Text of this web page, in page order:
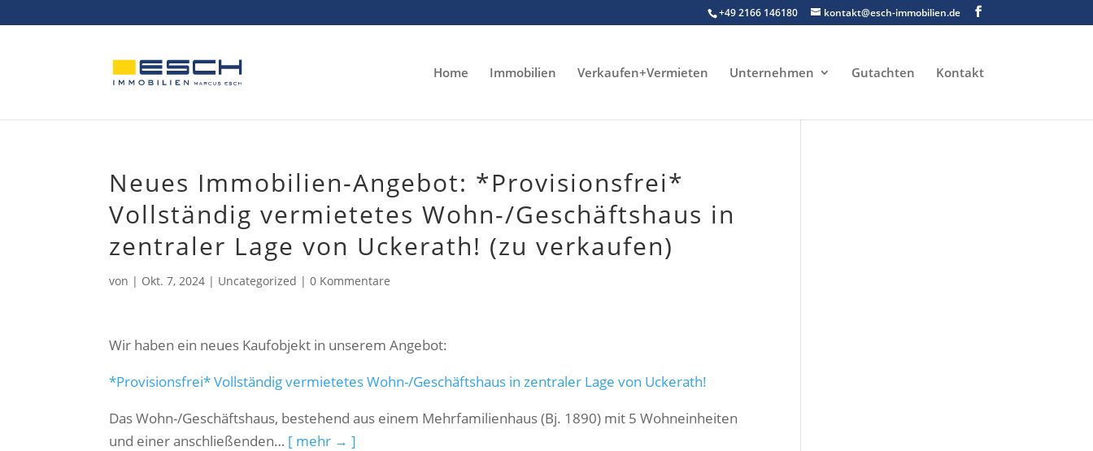
to
+49 2166 146180 kontakt@esch-immobilien.de
Home Immobilien Verkaufen+Vermieten Unternehmen Gutachten Kontakt
Neues Immobilien-Angebot: *Provisionsfrei*
Vollständig vermietetes Wohn-/Geschäftshaus in
zentraler Lage von Uckerath! (zu verkaufen)
von | Okt. 7, 2024 | Uncategorized |0 Kommentare
Wir haben ein neues Kaufobjekt in unserem Angebot:
*Provisionsfrei* Vollständig vermietetes Wohn-/Geschäftshaus in zentraler Lage von Uckerath!
Das Wohn-/Geschäftshaus, bestehend aus einem Mehrfamilienhaus (Bj. 1890) mit 5 Wohneinheiten
und einer anschließenden… [ mehr → ]